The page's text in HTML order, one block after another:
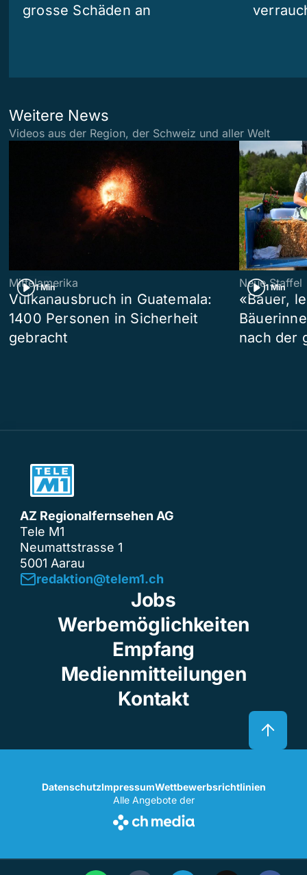
grosse Schäden an
Weitere News
Videos aus der Region, der Schweiz und aller Welt
1 Min
Mittelamerika
Vulkanausbruch in Guatemala:
1400 Personen in Sicherheit
gebracht
1 Min
Neue Staffel
«Bauer,
nach der
AZ Regionalfernsehen AG
Tele M1
Neumattstrasse 1
5001 Aarau
redaktion@telem1.ch
Jobs
Werbemöglichkeiten
Empfang
Medienmitteilungen
Kontakt
DatenschutzImpressumWettbewerbsrichtlinien
Alle Angebote der